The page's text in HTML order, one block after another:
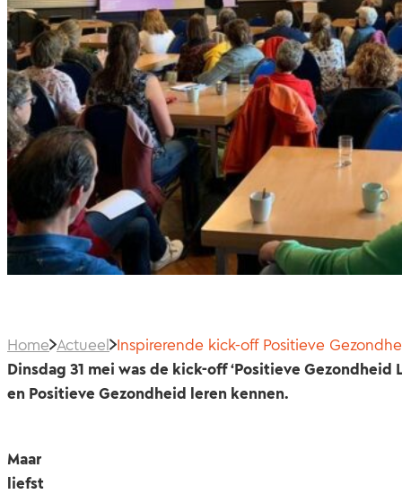
Home Actueel Inspirerende kick-off Positieve
Dinsdag 31 mei was de kick-off ‘Positieve
en Positieve Gezondheid leren kennen.
Maar
liefst